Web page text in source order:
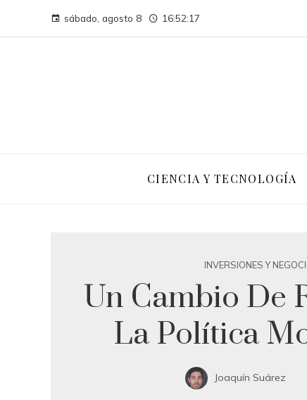
sábado, agosto 8 16:52:17
CIENCIA Y TECNOLOGÍA
INVERSIONES Y
Un Cambio De
La Política
Joaquín Suárez